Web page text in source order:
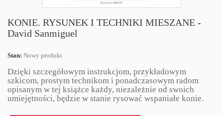
KONIE. RYSUNEK I TECHNIKI MIESZANE -
David Sanmiguel
Stan: Nowy produkt
Dzięki szczegółowym instrukcjom, przykładowym
szkicom, prostym technikom i ponadczasowym radom
opisanym w tej książce każdy, niezależnie od swoich
umiejętności, będzie w stanie rysować wspaniałe konie.